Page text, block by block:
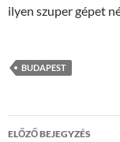
ilyen szuper gépet
BUDAPEST
Bejegyzés
ELŐZŐ BEJEGYZÉS